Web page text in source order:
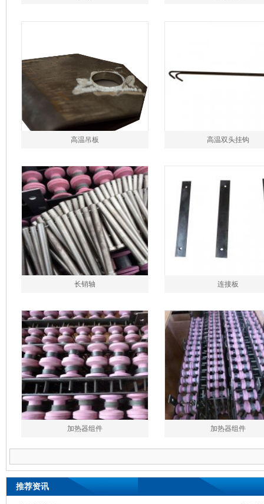
高温吊板 高温双头挂钩
长销轴 连接板
加热器组件 加热器组件
推荐资讯